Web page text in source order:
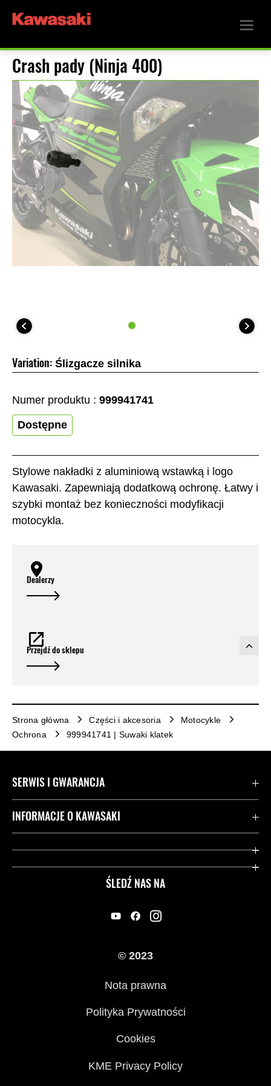
Crash pady (Ninja 400)
Stylowe nakładki z aluminiową wstawką i logo
Kawasaki. Zapewniają dodatkową ochronę. Łatwy i
szybki montaż bez konieczności modyfikacji
motocykla.
Variation: Ślizgacze silnika
Numer produktu : 999941741
Dostępne
Dealerzy
Przejdź do sklepu
Strona główna Części i akcesoria
Motocykle
Ochrona
999941741 | Suwaki klatek
ŚLEDŹ NAS NA
SERWIS I GWARANCJA
Kontakt
Przydatne strony
INFORMACJE O KAWASAKI
Dziedzictwo Kawasaki
© 2023
Nota prawna
Polityka Prywatności
Cookies
KME Privacy Policy